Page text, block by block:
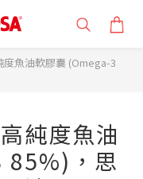
度魚油軟膠囊 (Omega-3
純度魚油
85%)，思